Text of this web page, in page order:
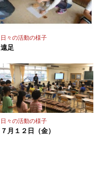
日々の活動の様子
遠足
日々の活動の様子
７月１２日（金）